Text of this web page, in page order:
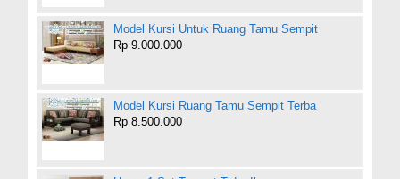
Model Kursi Untuk Ruang Tamu Sempit
Rp 9.000.000
Model Kursi Ruang Tamu Sempit Terba
Rp 8.500.000